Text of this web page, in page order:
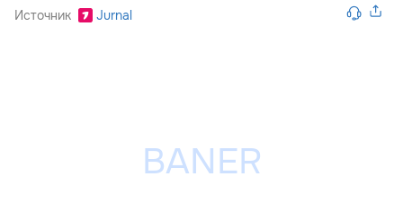
Источник Jurnal